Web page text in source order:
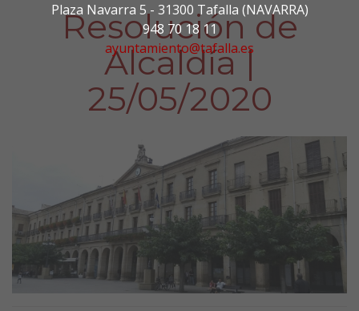
Plaza Navarra 5 - 31300 Tafalla (NAVARRA)
948 70 18 11
ayuntamiento@tafalla.es
Resolución de
Alcaldía |
25/05/2020